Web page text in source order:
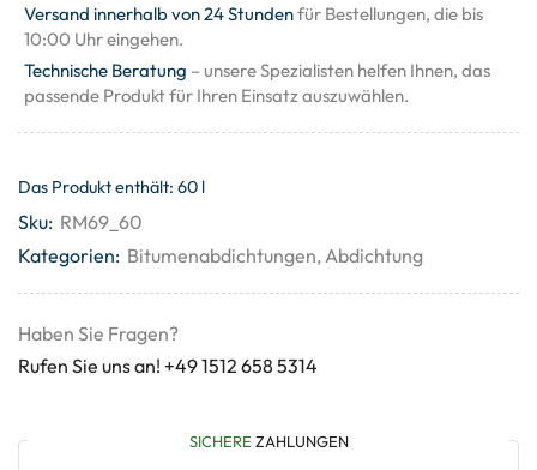
Versand innerhalb von 24 Stundenfür Bestellungen, die bis
10:00 Uhr eingehen.
Technische Beratung – unsere Spezialisten helfen Ihnen, das
passende Produkt für Ihren Einsatz auszuwählen.
Das Produkt enthält: 60 l
Sku: RM69_60
Kategorien: Bitumenabdichtungen,Abdichtung
Haben Sie Fragen?
Rufen Sie uns an! +49 1512 658 5314
SICHERE ZAHLUNGEN